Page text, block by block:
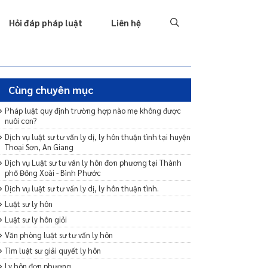
Hỏi đáp pháp luật Liên hệ Hôn nhân & Gia đình
Cùng chuyên mục
Pháp luật quy định trường hợp nào mẹ không được
nuôi con?
Dịch vụ luật sư tư vấn ly dị, ly hôn thuận tình tại huyện
Thoại Sơn, An Giang
Dịch vụ Luật sư tư vấn ly hôn đơn phương tại Thành
phố Đồng Xoài - Bình Phước
Dịch vụ luật sư tư vấn ly dị, ly hôn thuận tình.
Luật sư ly hôn
Luật sư ly hôn giỏi
Văn phòng luật sư tư vấn ly hôn
Tìm luật sư giải quyết ly hôn